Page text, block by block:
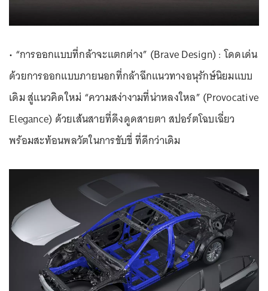
• “การออกแบบที่กล้าจะแตกต่าง” (Brave Design) : โดดเด่น
ด้วยการออกแบบภายนอกที่กล้าฉีกแนวทางอนุรักษ์นิยมแบบ
เดิม สู่แนวคิดใหม่ “ความสง่างามที่น่าหลงใหล” (Provocative
Elegance) ด้วยเส้นสายที่ดึงดูดสายตา สปอร์ตโฉบเฉี่ยว
พร้อมสะท้อนพลวัตในการขับขี่ ที่ดีกว่าเดิม